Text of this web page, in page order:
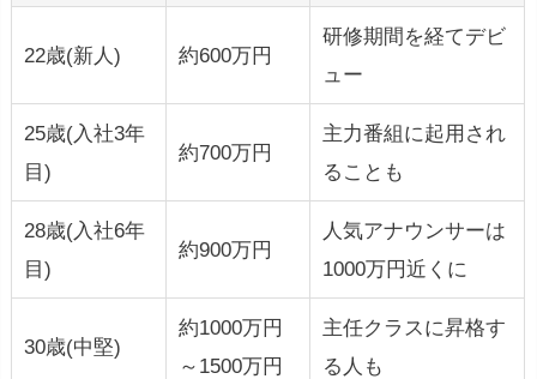
22歳(新人) 約600万円
研修期間を経てデビ
ュー
25歳(入社3年
目)
約700万円
主力番組に起用され
ることも
28歳(入社6年
目)
約900万円
人気アナウンサーは
1000万円近くに
30歳(中堅)
約1000万円
～1500万円
主任クラスに昇格す
る人も